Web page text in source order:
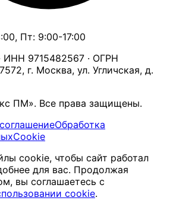
Пт: 9:00-17:00
9715482567 · ОГРН
г. Москва, ул. Угличская, д.
ПМ». Все права защищены.
Обработка
Cookie
cookie, чтобы сайт работал
для вас. Продолжая
вы соглашаетесь с
cookie.